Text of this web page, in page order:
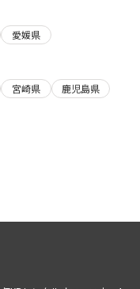
愛媛県
宮崎県
鹿児島県